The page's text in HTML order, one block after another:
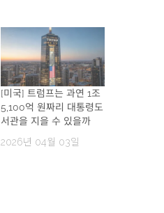
[미국] 트럼프는 과연 1조
5,100억 원짜리 대통령도
서관을 지을 수 있을까
2026년 04월 03일